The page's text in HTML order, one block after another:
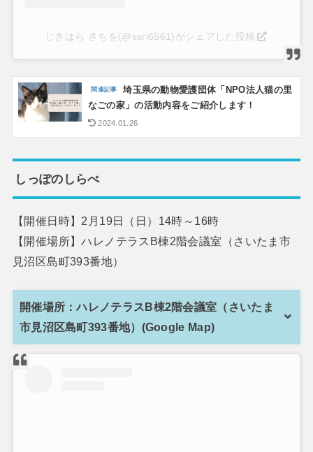
じきはら さちを(@ssri6561)がシェアした投稿
埼玉県の動物愛護団体「NPO法人猫の里
なごの家」の活動内容をご紹介します！
2024.01.26
しっぽのしらべ
【開催日時】2月19日（日）14時～16時
【開催場所】ハレノテラスB棟2階会議室（さいたま市
見沼区島町393番地）
開催場所：ハレノテラスB棟2階会議室（さいたま
市見沼区島町393番地）(Google Map)